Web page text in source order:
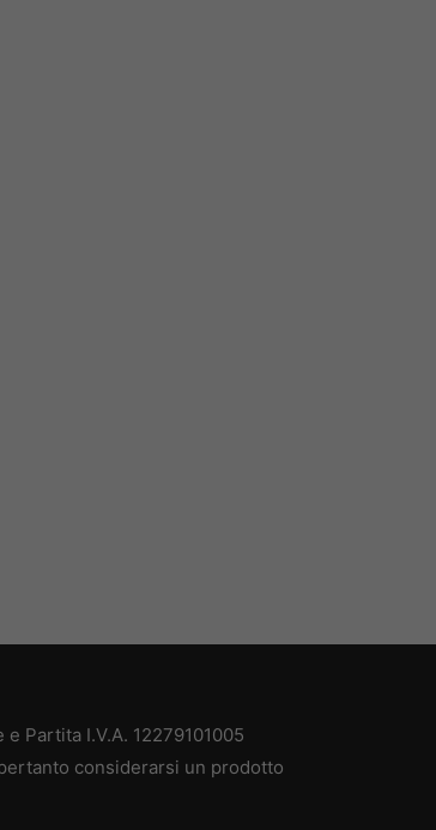
Partita I.V.A. 12279101005
considerarsi un prodotto